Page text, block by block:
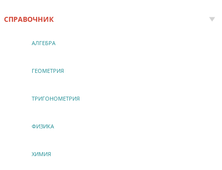
СПРАВОЧНИК
АЛГЕБРА
ГЕОМЕТРИЯ
ТРИГОНОМЕТРИЯ
ФИЗИКА
ХИМИЯ